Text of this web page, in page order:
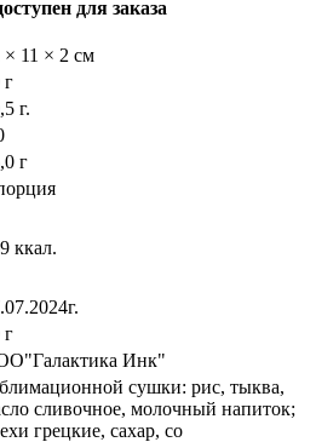
для заказа
× 11 × 2 см
г
г.
г
ккал.
г
Инк"
сушки: рис, тыква,
сливочное, молочный напиток;
грецкие, сахар, со